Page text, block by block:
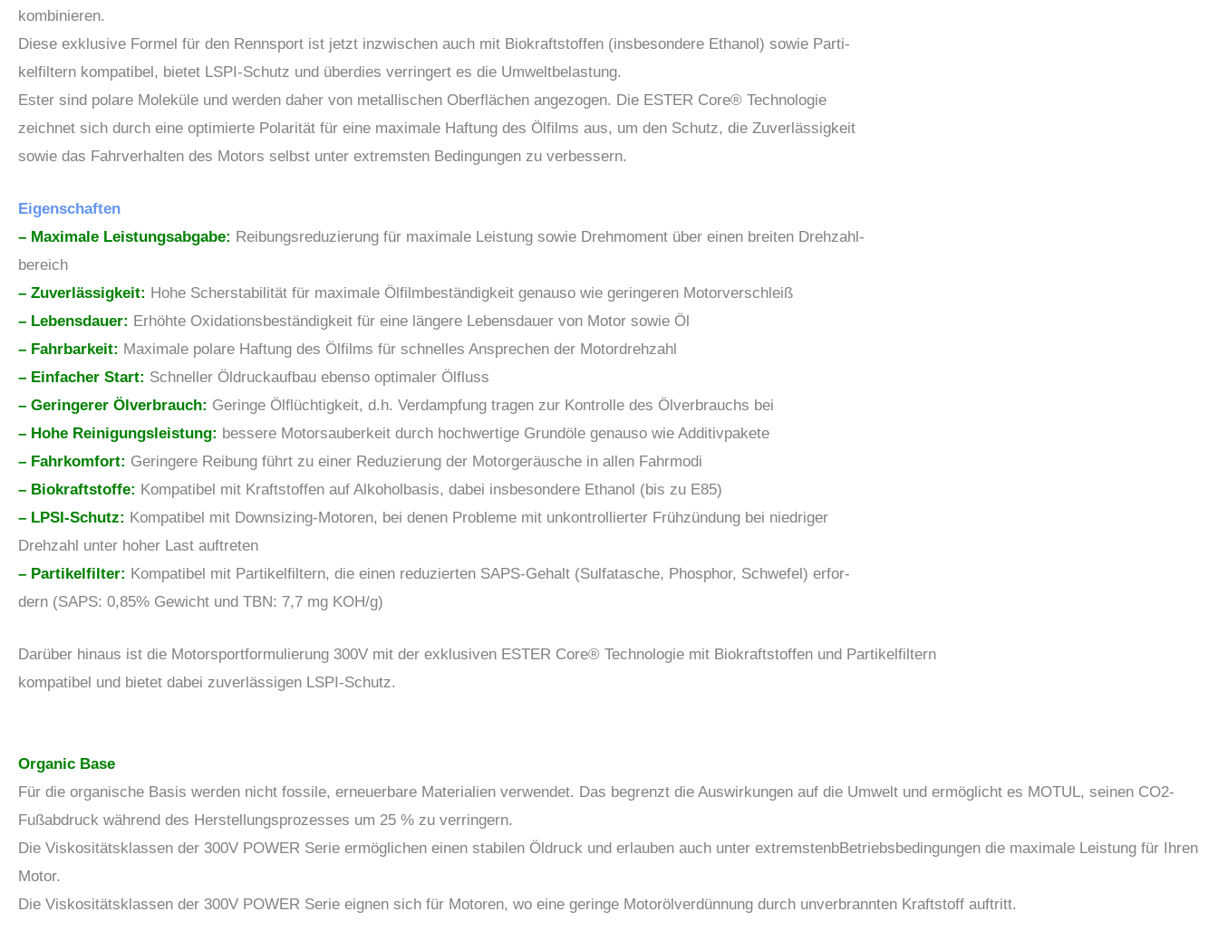
kombinieren.
Diese exklusive Formel für den Rennsport ist jetzt inzwischen auch mit Biokraftstoffen (insbesondere Ethanol) sowie Parti-
kelfiltern kompatibel, bietet LSPI-Schutz und überdies verringert es die Umweltbelastung.
Ester sind polare Moleküle und werden daher von metallischen Oberflächen angezogen. Die ESTER Core® Technologie
zeichnet sich durch eine optimierte Polarität für eine maximale Haftung des Ölfilms aus, um den Schutz, die Zuverlässigkeit
sowie das Fahrverhalten des Motors selbst unter extremsten Bedingungen zu verbessern.
Eigenschaften
– Maximale Leistungsabgabe: Reibungsreduzierung für maximale Leistung sowie Drehmoment über einen breiten Drehzahl-
bereich
– Zuverlässigkeit: Hohe Scherstabilität für maximale Ölfilmbeständigkeit genauso wie geringeren Motorverschleiß
– Lebensdauer: Erhöhte Oxidationsbeständigkeit für eine längere Lebensdauer von Motor sowie Öl
– Fahrbarkeit: Maximale polare Haftung des Ölfilms für schnelles Ansprechen der Motordrehzahl
– Einfacher Start: Schneller Öldruckaufbau ebenso optimaler Ölfluss
– Geringerer Ölverbrauch: Geringe Ölflüchtigkeit, d.h. Verdampfung tragen zur Kontrolle des Ölverbrauchs bei
– Hohe Reinigungsleistung: bessere Motorsauberkeit durch hochwertige Grundöle genauso wie Additivpakete
– Fahrkomfort: Geringere Reibung führt zu einer Reduzierung der Motorgeräusche in allen Fahrmodi
– Biokraftstoffe: Kompatibel mit Kraftstoffen auf Alkoholbasis, dabei insbesondere Ethanol (bis zu E85)
– LPSI-Schutz: Kompatibel mit Downsizing-Motoren, bei denen Probleme mit unkontrollierter Frühzündung bei niedriger
Drehzahl unter hoher Last auftreten
– Partikelfilter: Kompatibel mit Partikelfiltern, die einen reduzierten SAPS-Gehalt (Sulfatasche, Phosphor, Schwefel) erfor-
dern (SAPS: 0,85% Gewicht und TBN: 7,7 mg KOH/g)
Darüber hinaus ist die Motorsportformulierung 300V mit der exklusiven ESTER Core® Technologie mit Biokraftstoffen und Partikelfiltern
kompatibel und bietet dabei zuverlässigen LSPI-Schutz.
Organic Base
Für die organische Basis werden nicht fossile, erneuerbare Materialien verwendet. Das begrenzt die Auswirkungen auf die Umwelt und ermöglicht es MOTUL, seinen CO2-
Fußabdruck während des Herstellungsprozesses um 25 % zu verringern.
Die Viskositätsklassen der 300V POWER Serie ermöglichen einen stabilen Öldruck und erlauben auch unter extremstenbBetriebsbedingungen die maximale Leistung für Ihren
Motor.
Die Viskositätsklassen der 300V POWER Serie eignen sich für Motoren, wo eine geringe Motorölverdünnung durch unverbrannten Kraftstoff auftritt.